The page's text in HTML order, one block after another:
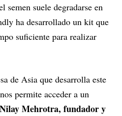
suele degradarse en
ha desarrollado un kit que
suficiente para realizar
de Asia que desarrolla este
permite acceder a un
Nilay Mehrotra, fundador y